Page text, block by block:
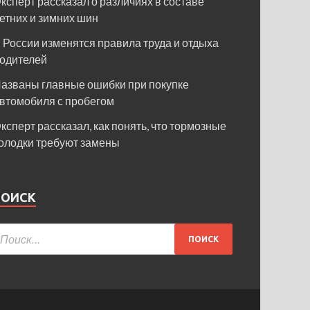
и зимних шин
России изменятся правила труда и отдыха
главные ошибки при покупке
с пробегом
рассказал, как понять, что тормозные
требуют замены